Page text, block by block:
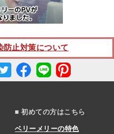
防止対策について
■ 初めての方はこちら
ベリーメリーの特色